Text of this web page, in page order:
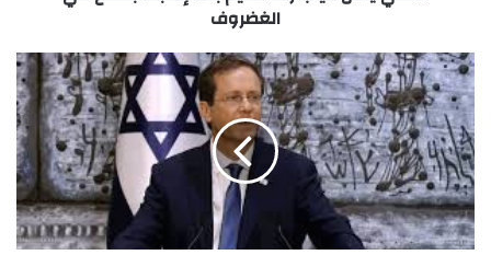
الغضروف